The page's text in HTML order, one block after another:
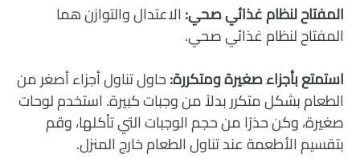
المفتاح لنظام غذائي صحي: الاعتدال والتوازن هما
المفتاح لنظام غذائي صحي.
استمتع بأجزاء صغيرة ومتكررة:حاول تناول أجزاء أصغر من
الطعام بشكل متكرر بدلاً من وجبات كبيرة. استخدم لوحات
صغيرة، وكن حذرًا من حجم الوجبات التي تأكلها، وقم
بتقسيم الأطعمة عند تناول الطعام خارج المنزل.